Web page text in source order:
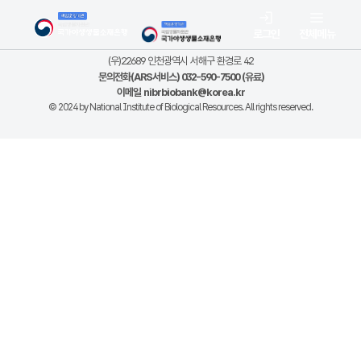
(우)22689 인천광역시 서해구 환경로 42
문의전화(ARS서비스) 032-590-7500 (유료)
이메일 nibrbiobank@korea.kr
© 2024 by National Institute of Biological Resources. All rights reserved.